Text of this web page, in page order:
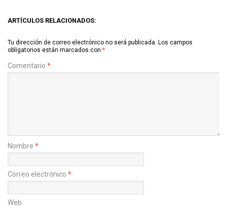
ARTÍCULOS RELACIONADOS:
Tu dirección de correo electrónico no será publicada. Los campos
obligatorios están marcados con *
Comentario *
Nombre *
Correo electrónico *
Web